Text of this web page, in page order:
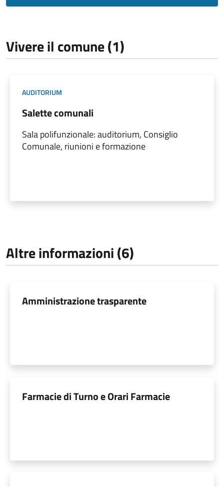
Vivere il comune (1)
AUDITORIUM
Salette comunali
Sala polifunzionale: auditorium, Consiglio
Comunale, riunioni e formazione
Altre informazioni (6)
Amministrazione trasparente
Farmacie di Turno e Orari Farmacie